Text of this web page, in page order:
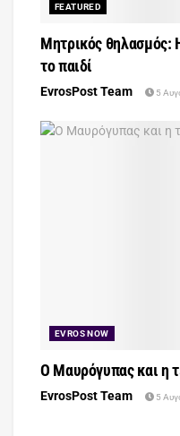
FEATURED
Μητρικός θηλασμός:
το παιδί
EvrosPost Team 5
EVROS NOW
Ο Μαυρόγυπας και η
EvrosPost Team 5